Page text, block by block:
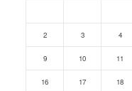
2 3 4
9 10 11
16 17 18